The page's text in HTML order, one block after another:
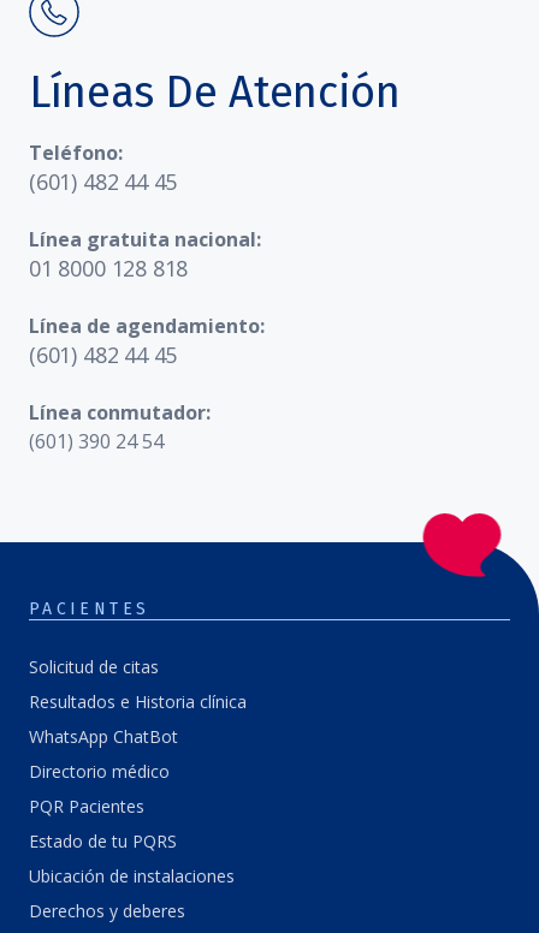
Líneas De Atención
Teléfono:
(601) 482 44 45
Línea gratuita nacional:
01 8000 128 818
Línea de agendamiento:
(601) 482 44 45
Línea conmutador:
(601) 390 24 54
PACIENTES
Solicitud de citas
Resultados e Historia clínica
WhatsApp ChatBot
Directorio médico
PQR Pacientes
Estado de tu PQRS
Ubicación de instalaciones
Derechos y deberes